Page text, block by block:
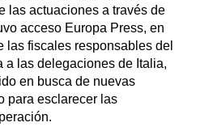
las actuaciones a través de
acceso Europa Press, en
las fiscales responsables del
a las delegaciones de Italia,
en busca de nuevas
para esclarecer las